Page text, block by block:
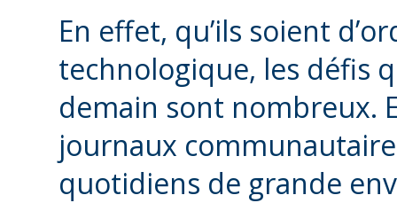
En effet, qu’ils soient
technologique, les défis
demain sont nombreux.
journaux
quotidiens de grande